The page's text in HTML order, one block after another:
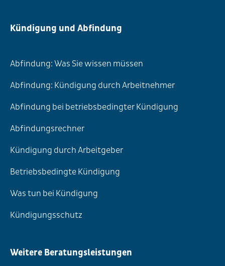
Kündigung und Abfindung
Abfindung: Was Sie wissen müssen
Abfindung: Kündigung durch Arbeitnehmer
Abfindung bei betriebsbedingter Kündigung
Abfindungsrechner
Kündigung durch Arbeitgeber
Betriebsbedingte Kündigung
Was tun bei Kündigung
Kündigungsschutz
Weitere Beratungsleistungen